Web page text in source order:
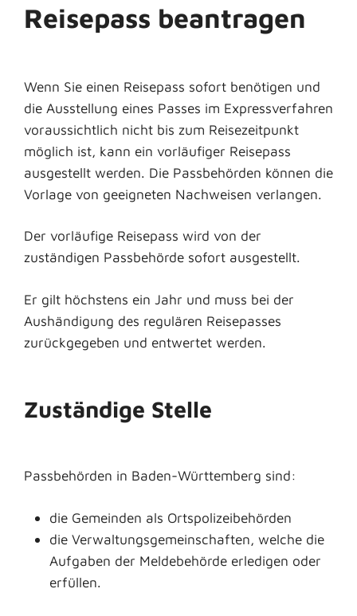
Reisepass beantragen
Wenn Sie einen Reisepass sofort benötigen und
die Ausstellung eines Passes im Expressverfahren
voraussichtlich nicht bis zum Reisezeitpunkt
möglich ist, kann ein vorläufiger Reisepass
ausgestellt werden. Die Passbehörden können die
Vorlage von geeigneten Nachweisen verlangen.
Der vorläufige Reisepass wird von der
zuständigen Passbehörde sofort ausgestellt.
Er gilt höchstens ein Jahr und muss bei der
Aushändigung des regulären Reisepasses
zurückgegeben und entwertet werden.
Zuständige Stelle
Passbehörden in Baden-Württemberg sind:
die Gemeinden als Ortspolizeibehörden
die Verwaltungsgemeinschaften, welche die
Aufgaben der Meldebehörde erledigen oder
erfüllen.